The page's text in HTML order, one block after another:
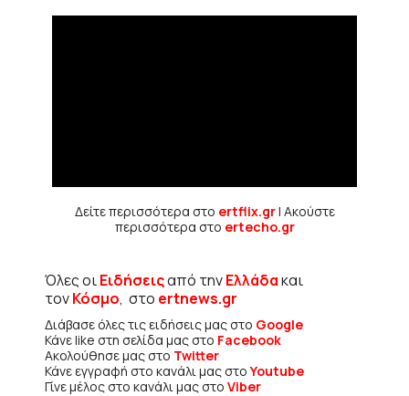
Δείτε περισσότερα στο ertflix.gr| Ακούστε
περισσότερα στο ertecho.gr
Όλες οιΕιδήσειςαπό τηνΕλλάδακαι
τονΚόσμο, στο ertnews.gr
Διάβασε όλες τις ειδήσεις μας στο Google
Κάνε like στη σελίδα μας στο Facebook
Ακολούθησε μας στο Twitter
Κάνε εγγραφή στο κανάλι μας στοYoutube
Γίνε μέλος στο κανάλι μας στο Viber